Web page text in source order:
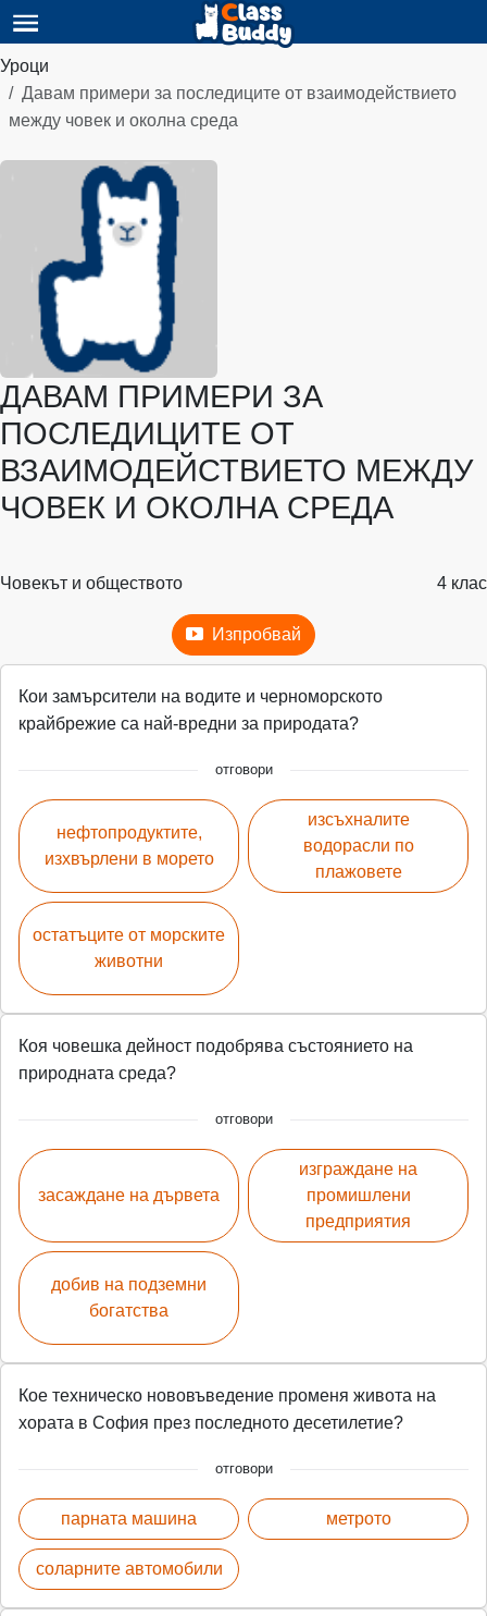
Уроци
Давам примери за последиците от взаимодействието
между човек и околна среда
ДАВАМ ПРИМЕРИ ЗА
ПОСЛЕДИЦИТЕ ОТ
ВЗАИМОДЕЙСТВИЕТО МЕЖДУ
ЧОВЕК И ОКОЛНА СРЕДА
Човекът и обществото 4 клас
Изпробвай
Кои замърсители на водите и черноморското
крайбрежие са най-вредни за природата?
отговори
нефтопродуктите,
изхвърлени в морето
остатъците от морските
животни
изсъхналите
водорасли по
плажовете
Коя човешка дейност подобрява състоянието на
природната среда?
отговори
засаждане на дървета
добив на подземни
богатства
изграждане на
промишлени
предприятия
Кое техническо нововъведение променя живота на
хората в София през последното десетилетие?
отговори
парната машина
соларните автомобили
метрото